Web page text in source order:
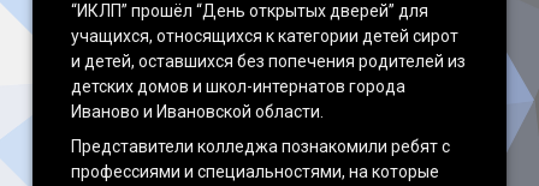
“ИКЛП” прошёл “День открытых дверей” для
учащихся, относящихся к категории детей сирот
и детей, оставшихся без попечения родителей из
детских домов и школ-интернатов города
Иваново и Ивановской области.
Представители колледжа познакомили ребят с
профессиями и специальностями, на которые